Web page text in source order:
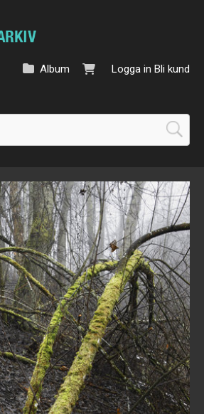
Logga in Bli kund
Album